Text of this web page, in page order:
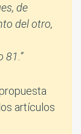
de
del otro,
81.”
artículos